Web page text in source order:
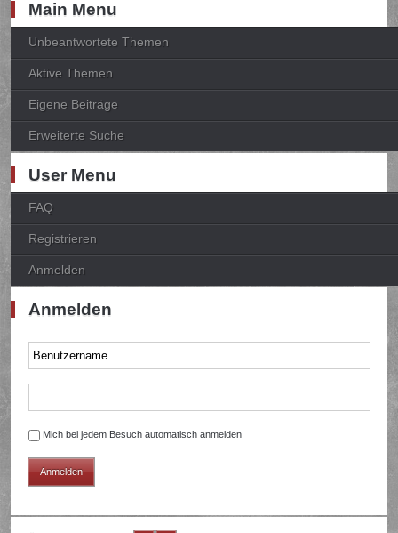
Main Menu
Unbeantwortete Themen
Aktive Themen
Eigene Beiträge
Erweiterte Suche
User Menu
FAQ
Registrieren
Anmelden
Anmelden
Mich bei jedem Besuch automatisch anmelden